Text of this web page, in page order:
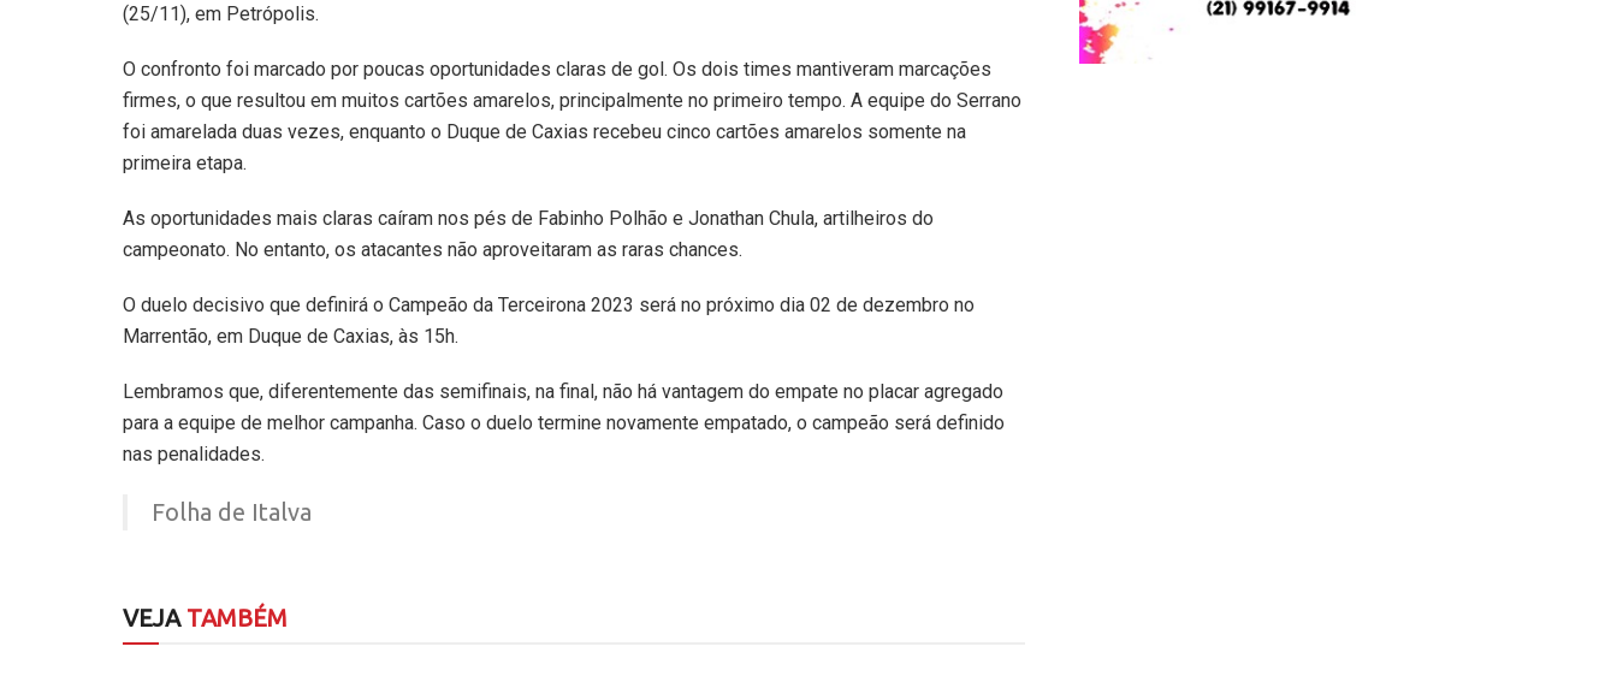
(25/11), em Petrópolis.
O confronto foi marcado por poucas oportunidades claras de gol. Os dois times mantiveram marcações
firmes, o que resultou em muitos cartões amarelos, principalmente no primeiro tempo. A equipe do Serrano
foi amarelada duas vezes, enquanto o Duque de Caxias recebeu cinco cartões amarelos somente na
primeira etapa.
As oportunidades mais claras caíram nos pés de Fabinho Polhão e Jonathan Chula, artilheiros do
campeonato. No entanto, os atacantes não aproveitaram as raras chances.
O duelo decisivo que definirá o Campeão da Terceirona 2023 será no próximo dia 02 de dezembro no
Marrentão, em Duque de Caxias, às 15h.
Lembramos que, diferentemente das semifinais, na final, não há vantagem do empate no placar agregado
para a equipe de melhor campanha. Caso o duelo termine novamente empatado, o campeão será definido
nas penalidades.
Folha de Italva
VEJATAMBÉM